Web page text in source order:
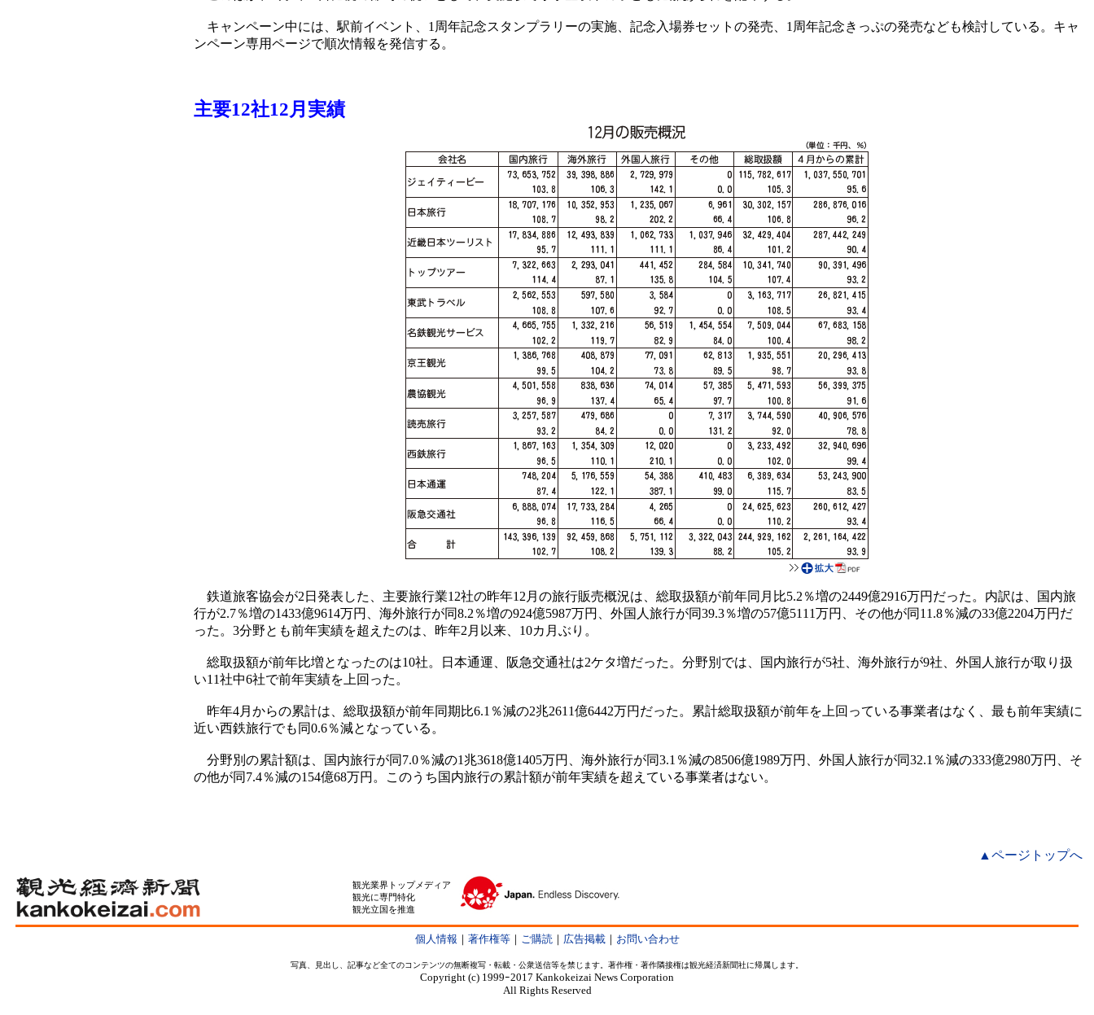
キャンペーン中には、駅前イベント、1周年記念スタンプラリーの実施、記念入場券セットの発売、1周年記念きっぷの発売なども検討している。キャ
ンペーン専用ページで順次情報を発信する。
主要12社12月実績
鉄道旅客協会が2日発表した、主要旅行業12社の昨年12月の旅行販売概況は、総取扱額が前年同月比5.2％増の2449億2916万円だった。内訳は、国内旅
行が2.7％増の1433億9614万円、海外旅行が同8.2％増の924億5987万円、外国人旅行が同39.3％増の57億5111万円、その他が同11.8％減の33億2204万円だ
った。3分野とも前年実績を超えたのは、昨年2月以来、10カ月ぶり。
総取扱額が前年比増となったのは10社。日本通運、阪急交通社は2ケタ増だった。分野別では、国内旅行が5社、海外旅行が9社、外国人旅行が取り扱
い11社中6社で前年実績を上回った。
昨年4月からの累計は、総取扱額が前年同期比6.1％減の2兆2611億6442万円だった。累計総取扱額が前年を上回っている事業者はなく、最も前年実績に
近い西鉄旅行でも同0.6％減となっている。
分野別の累計額は、国内旅行が同7.0％減の1兆3618億1405万円、海外旅行が同3.1％減の8506億1989万円、外国人旅行が同32.1％減の333億2980万円、そ
の他が同7.4％減の154億68万円。このうち国内旅行の累計額が前年実績を超えている事業者はない。
▲ページトップへ
観光業界トップメディア
観光に専門特化
観光立国を推進
個人情報 ｜ 著作権等｜ ご購読｜ 広告掲載｜ お問い合わせ
写真、見出し、記事など全てのコンテンツの無断複写・転載・公衆送信等を禁じます。著作権・著作隣接権は観光経済新聞社に帰属します。
Copyright (c) 1999ｰ2017 Kankokeizai News Corporation
All Rights Reserved